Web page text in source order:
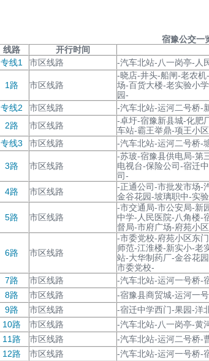
宿豫公交一
线路 开行时间
专线1 市区线路 -汽车北站-八一岗亭-人
1路 市区线路
-晓店-井头-船闸-老农
场-百货大楼-老实验小
园-
专线2 市区线路
-汽车北站-运河二号桥-
2路 市区线路
-卓圩-宿豫新县城-化肥
车站-霸王举鼎-项王小
专线3 市区线路 -汽车北站-运河二号桥-
3路 市区线路
-苏玻-宿豫县供电局-第
电视台-保险公司-宿迁
司-
4路 市区线路
-正通公司-市批发市场-
金谷花园-坡璃职中-实
5路 市区线路
-市交通局-市公安局-新
中学-人民医院-八角楼-
督局-市府广场-府苑小
6路 市区线路
-市委党校-府苑小区东
师范-江淮楼-新实小-老
站-大华制药厂-金谷花
市委党校-
7路 市区线路
-汽车北站-运河一号桥-
8路 市区线路
-宿豫县商贸城-运河一
9路 市区线路
-宿迁中学西门-果园-洋
10路 市区线路
-汽车北站-八一岗亭-黄
11路 市区线路
-汽车北站-运河二号桥-
12路 市区线路
-汽车北站-运河一号桥-